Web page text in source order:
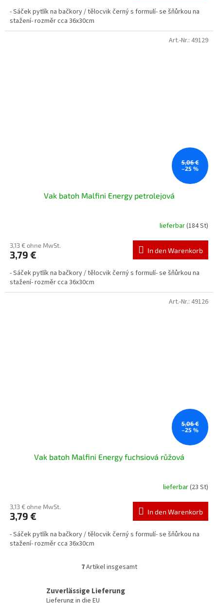
- Sáček pytlík na bačkory / tělocvik černý s formulí- se šňůrkou na
stažení- rozměr cca 36x30cm
5,06 €
–25 %
Vak batoh Malfini Energy petrolejová
lieferbar(184 St)
3,13 € ohne MwSt.
3,79 € In den Warenkorb
- Sáček pytlík na bačkory / tělocvik černý s formulí- se šňůrkou na
stažení- rozměr cca 36x30cm
Art.-Nr.: 49129
5,06 €
–25 %
Vak batoh Malfini Energy fuchsiová růžová
lieferbar(23 St)
3,13 € ohne MwSt.
3,79 € In den Warenkorb
- Sáček pytlík na bačkory / tělocvik černý s formulí- se šňůrkou na
stažení- rozměr cca 36x30cm
Art.-Nr.: 49126
S
e
7Artikel insgesamt
Zuverlässige Lieferung
Lieferung in die EU